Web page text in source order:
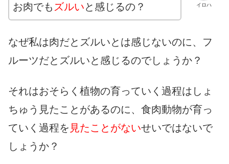
イロハ
お肉でも ズルいと感じるの？
なぜ私は肉だとズルいとは感じないのに、フ
ルーツだとズルいと感じるのでしょうか？
それはおそらく植物の育っていく過程はしょ
ちゅう見たことがあるのに、食肉動物が育っ
ていく過程を 見たことがないせいではないで
しょうか？